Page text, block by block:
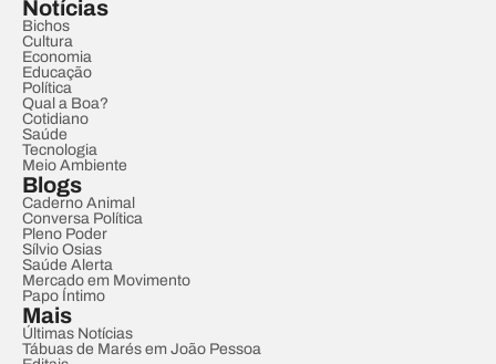
Notícias
Bichos
Cultura
Economia
Educação
Política
Qual a Boa?
Cotidiano
Saúde
Tecnologia
Meio Ambiente
Blogs
Caderno Animal
Conversa Política
Pleno Poder
Sílvio Osias
Saúde Alerta
Mercado em Movimento
Papo Íntimo
Mais
Últimas Notícias
Tábuas de Marés em João Pessoa